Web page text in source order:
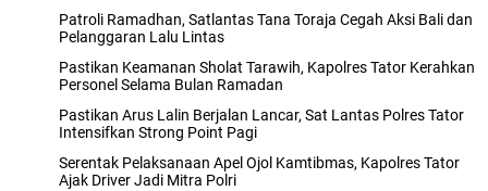
Patroli Ramadhan, Satlantas Tana Toraja Cegah Aksi Bali dan
Pelanggaran Lalu Lintas
Pastikan Keamanan Sholat Tarawih, Kapolres Tator Kerahkan
Personel Selama Bulan Ramadan
Pastikan Arus Lalin Berjalan Lancar, Sat Lantas Polres Tator
Intensifkan Strong Point Pagi
Serentak Pelaksanaan Apel Ojol Kamtibmas, Kapolres Tator
Ajak Driver Jadi Mitra Polri